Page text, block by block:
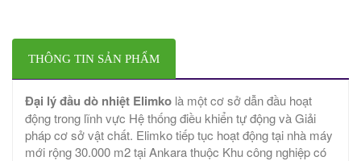
THÔNG TIN SẢN PHẨM
Đại lý đầu dò nhiệt Elimko là một cơ sở dẫn đầu hoạt
động trong lĩnh vực Hệ thống điều khiển tự động và Giải
pháp cơ sở vật chất. Elimko tiếp tục hoạt động tại nhà máy
mới rộng 30.000 m2 tại Ankara thuộc Khu công nghiệp có